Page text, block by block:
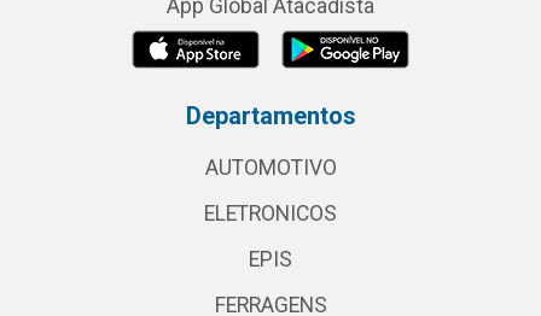
App Global Atacadista
Departamentos
AUTOMOTIVO
ELETRONICOS
EPIS
FERRAGENS